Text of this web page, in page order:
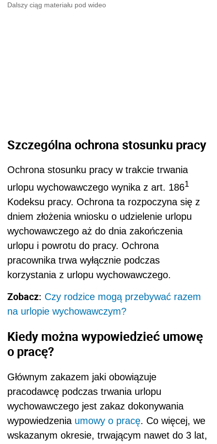
Dalszy ciąg materiału pod wideo
Szczególna ochrona stosunku pracy
Ochrona stosunku pracy w trakcie trwania
urlopu wychowawczego wynika z art. 1861
Kodeksu pracy. Ochrona ta rozpoczyna się z
dniem złożenia wniosku o udzielenie urlopu
wychowawczego aż do dnia zakończenia
urlopu i powrotu do pracy. Ochrona
pracownika trwa wyłącznie podczas
korzystania z urlopu wychowawczego.
Zobacz: Czy rodzice mogą przebywać razem
na urlopie wychowawczym?
Kiedy można wypowiedzieć umowę
o pracę?
Głównym zakazem jaki obowiązuje
pracodawcę podczas trwania urlopu
wychowawczego jest zakaz dokonywania
wypowiedzenia umowy o pracę. Co więcej, we
wskazanym okresie, trwającym nawet do 3 lat,